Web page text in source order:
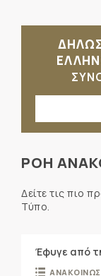
ΡΟΗ
Δείτε τις πιο
Τύπο.
Έφυγε από